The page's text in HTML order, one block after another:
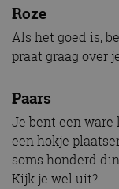
Roze
Als het goed is,
praat graag over
Paars
Je bent een
een hokje
soms honderd
Kijk je wel uit?